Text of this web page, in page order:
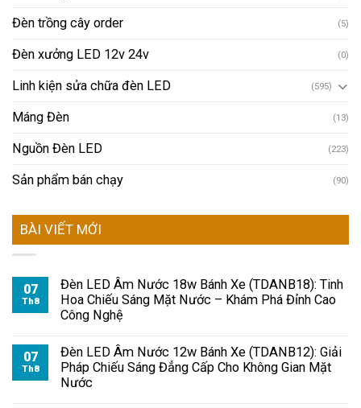
Đèn trồng cây order (5)
Đèn xưởng LED 12v 24v (0)
Linh kiện sửa chữa đèn LED (595)
Máng Đèn (13)
Nguồn Đèn LED (223)
Sản phẩm bán chạy (90)
BÀI VIẾT MỚI
07
Th8
Đèn LED Âm Nước 18w Bánh Xe (TDANB18): Tinh
Hoa Chiếu Sáng Mặt Nước – Khám Phá Đỉnh Cao
Công Nghệ
07
Th8
Đèn LED Âm Nước 12w Bánh Xe (TDANB12): Giải
Pháp Chiếu Sáng Đẳng Cấp Cho Không Gian Mặt
Nước